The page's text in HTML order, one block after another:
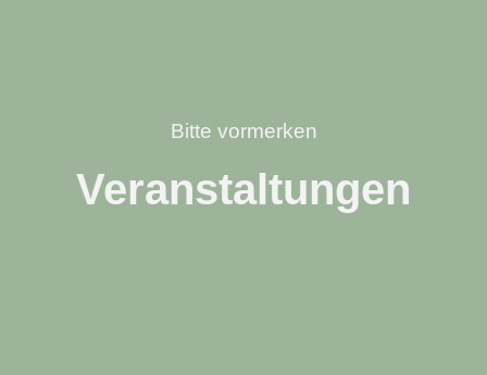
Bitte vormerken
Veranstaltungen